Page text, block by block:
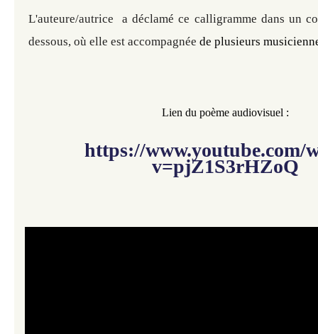
L'auteure/autrice a déclamé ce calligramme dans un
dessous, où elle est accompagnée de plusieurs
Lien du poème audiovisuel :
https://www.youtube.com/
v=pjZ1S3rHZoQ